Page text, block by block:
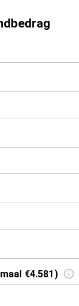
€4.581)